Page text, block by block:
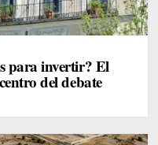
para invertir? El
del debate